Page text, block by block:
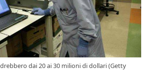
dai 20 ai 30 milioni di dollari (Getty